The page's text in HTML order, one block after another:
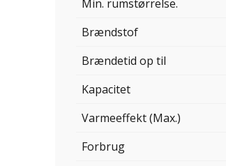
Min. rumstørrelse.
Brændstof
Brændetid op til
Kapacitet
Varmeeffekt (Max.)
Forbrug